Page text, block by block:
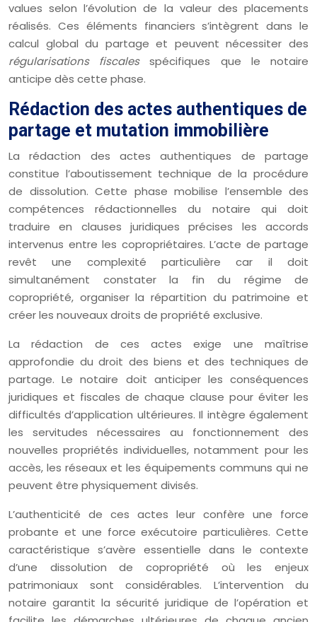
values selon l’évolution de la valeur des placements
réalisés. Ces éléments financiers s’intègrent dans le
calcul global du partage et peuvent nécessiter des
régularisations fiscalesspécifiques que le notaire
anticipe dès cette phase.
Rédaction des actes authentiques de
partage et mutation immobilière
La rédaction des actes authentiques de partage
constitue l’aboutissement technique de la procédure
de dissolution. Cette phase mobilise l’ensemble des
compétences rédactionnelles du notaire qui doit
traduire en clauses juridiques précises les accords
intervenus entre les copropriétaires. L’acte de partage
revêt une complexité particulière car il doit
simultanément constater la fin du régime de
copropriété, organiser la répartition du patrimoine et
créer les nouveaux droits de propriété exclusive.
La rédaction de ces actes exige une maîtrise
approfondie du droit des biens et des techniques de
partage. Le notaire doit anticiper les conséquences
juridiques et fiscales de chaque clause pour éviter les
difficultés d’application ultérieures. Il intègre également
les servitudes nécessaires au fonctionnement des
nouvelles propriétés individuelles, notamment pour les
accès, les réseaux et les équipements communs qui ne
peuvent être physiquement divisés.
L’authenticité de ces actes leur confère une force
probante et une force exécutoire particulières. Cette
caractéristique s’avère essentielle dans le contexte
d’une dissolution de copropriété où les enjeux
patrimoniaux sont considérables. L’intervention du
notaire garantit la sécurité juridique de l’opération et